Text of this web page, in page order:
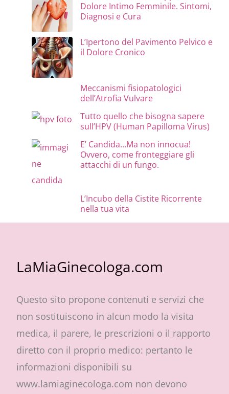
Dolore Intimo Femminile. Sintomi,
Diagnosi e Cura
L’Ipertono del Pavimento Pelvico e
il Dolore Cronico
Meccanismi fisiopatologici
dell’Atrofia Vulvare
Tutto quello che bisogna sapere
sull’HPV (Human Papilloma Virus)
E’ Candida…Ma non innocua!
Ovvero, come fronteggiare gli
attacchi di un fungo.
L’Incubo della Cistite Ricorrente
nella tua vita
LaMiaGinecologa.com
Questo sito propone contenuti e servizi che
non sostituiscono in alcun modo la visita
medica, il parere, le prescrizioni o il rapporto
diretto con il proprio medico: pertanto le
informazioni disponibili su
www.lamiaginecologa.com non devono